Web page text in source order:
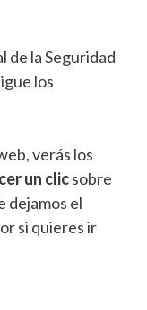
de la Seguridad
los
verás los
un clicsobre
dejamos el
si quieres ir